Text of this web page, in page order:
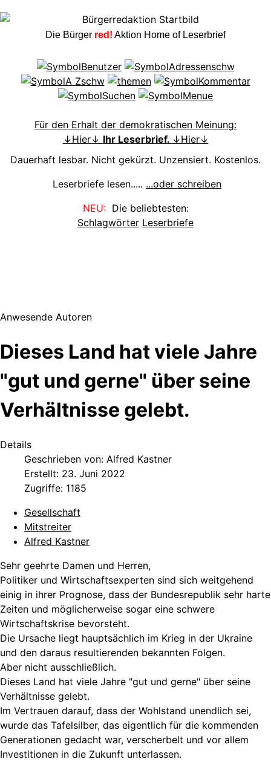
Die Bürger red! Aktion Home of Leserbrief
Für den Erhalt der demokratischen Meinung:
↓Hier↓ Ihr Leserbrief. ↓Hier↓
Dauerhaft lesbar. Nicht gekürzt. Unzensiert. Kostenlos.
Leserbriefe lesen..... ...oder schreiben
NEU:Die beliebtesten:
Schlagwörter Leserbriefe
Anwesende Autoren
Dieses Land hat viele Jahre
"gut und gerne" über seine
Verhältnisse gelebt.
Details
Geschrieben von: Alfred Kastner
Erstellt: 23. Juni 2022
Zugriffe: 1185
Gesellschaft
Mitstreiter
Alfred Kastner
Sehr geehrte Damen und Herren,
Politiker und Wirtschaftsexperten sind sich weitgehend
einig in ihrer Prognose, dass der Bundesrepublik sehr harte
Zeiten und möglicherweise sogar eine schwere
Wirtschaftskrise bevorsteht.
Die Ursache liegt hauptsächlich im Krieg in der Ukraine
und den daraus resultierenden bekannten Folgen.
Aber nicht ausschließlich.
Dieses Land hat viele Jahre "gut und gerne" über seine
Verhältnisse gelebt.
Im Vertrauen darauf, dass der Wohlstand unendlich sei,
wurde das Tafelsilber, das eigentlich für die kommenden
Generationen gedacht war, verscherbelt und vor allem
Investitionen in die Zukunft unterlassen.